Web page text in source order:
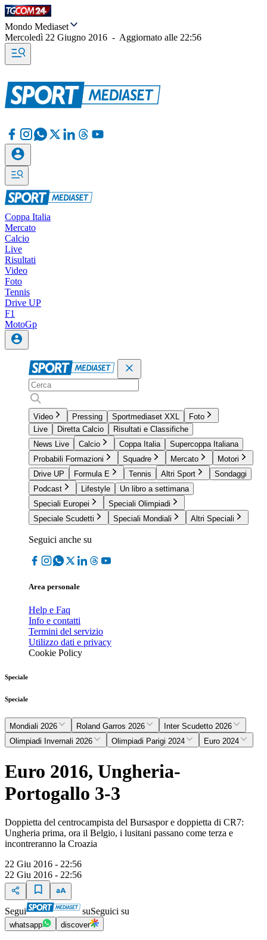
Mondo Mediaset
Mercoledì 22 Giugno 2016 - Aggiornato alle 22:56
Coppa Italia
Mercato
Calcio
Live
Risultati
Video
Foto
Tennis
Drive UP
F1
MotoGp
Video Pressing Sportmediaset XXL
Foto
Live
Diretta Calcio
Risultati e Classifiche
News Live
Calcio Coppa Italia
Supercoppa Italiana
Probabili Formazioni
Squadre Mercato
Motori
Drive UP
Formula E Tennis Altri Sport
Sondaggi
Podcast
Lifestyle
Un libro a settimana
Speciali Europei
Speciali Olimpiadi
Speciale Scudetti
Speciali Mondiali Altri Speciali
Seguici anche su
Area personale
Help e Faq
Info e contatti
Termini del servizio
Utilizzo dati e privacy
Cookie Policy
Speciale
Speciale
Mondiali 2026 Roland Garros 2026
Inter Scudetto 2026
Olimpiadi Invernali 2026
Olimpiadi Parigi 2024 Euro 2024
Euro 2016, Ungheria-
Portogallo 3-3
Doppietta del centrocampista del Bursaspor e doppietta di CR7:
Ungheria prima, ora il Belgio, i lusitani passano come terza e
incontreranno la Croazia
22 Giu 2016 - 22:56
22 Giu 2016 - 22:56
Segui suSeguici su
whatsapp discover